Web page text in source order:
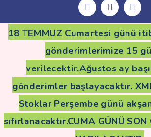
18 TEMMUZ Cumartesi günü
gönderimlerimize 15
verilecektir.Ağustos ay
gönderimler başlayacaktır.
Stoklar Perşembe günü
sıfırlanacaktır.CUMA GÜNÜ SON